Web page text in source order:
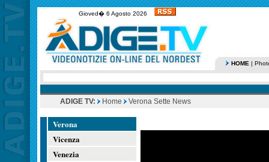
Gioved� 6 Agosto 2026
HOME |
ADIGE TV: Home Verona Sette News
Verona
Vicenza
Venezia